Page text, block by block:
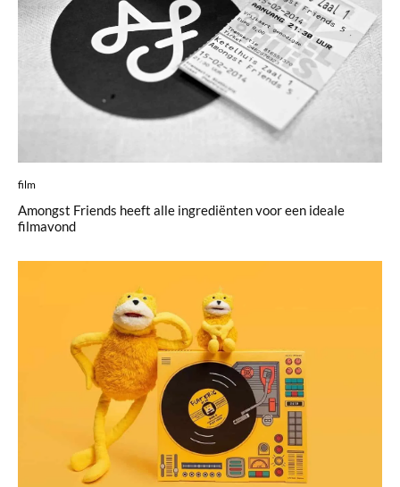
film
Amongst Friends heeft alle ingrediënten voor een ideale
filmavond